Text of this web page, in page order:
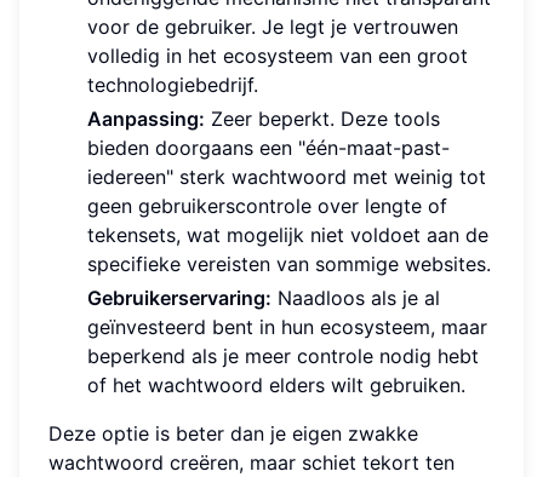
voor de gebruiker. Je legt je vertrouwen
volledig in het ecosysteem van een groot
technologiebedrijf.
Aanpassing: Zeer beperkt. Deze tools
bieden doorgaans een "één-maat-past-
iedereen" sterk wachtwoord met weinig tot
geen gebruikerscontrole over lengte of
tekensets, wat mogelijk niet voldoet aan de
specifieke vereisten van sommige websites.
Gebruikerservaring: Naadloos als je al
geïnvesteerd bent in hun ecosysteem, maar
beperkend als je meer controle nodig hebt
of het wachtwoord elders wilt gebruiken.
Deze optie is beter dan je eigen zwakke
wachtwoord creëren, maar schiet tekort ten